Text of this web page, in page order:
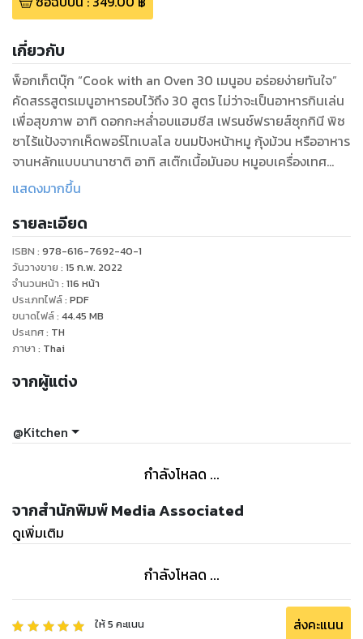
เกี่ยวกับ
พ็อกเก็ตบุ๊ก “Cook with an Oven 30 เมนูอบ อร่อยง่ายทันใจ”
คัดสรรสูตรเมนูอาหารอบไว้ถึง 30 สูตร ไม่ว่าจะเป็นอาหารกินเล่น
เพื่อสุขภาพ อาทิ ดอกกะหล่ำอบแฮมชีส เฟรนช์ฟรายส์ซุกกินี พิซ
ซาไร้แป้งจากเห็ดพอร์โทเบลโล ขนมปังหน้าหมู กุ้งม้วน หรืออาหาร
จานหลักแบบนานาชาติ อาทิ สเต๊กเนื้อมันอบ หมูอบเครื่องเทศ
เสิร์ฟคู่กับหมั่นโถว รวมมิตรซีฟู้ดอบซอสมะนาวกระเทียม ไข่อบ
พร้อมวิธีทำอย่างละเอียดและเคล็ดลับดีๆ แบบไม่มีกั๊ก ที่คุณเองก็
สามารถทำตามได้ง่ายๆ ที่บ้าน
แสดงมากขึ้น
รายละเอียด
ISBN : 978-616-7692-40-1
วันวางขาย : 15 ก.พ. 2022
จำนวนหน้า : 116 หน้า
ประเภทไฟล์: PDF
ขนาดไฟล์: 44.45 MB
ประเทศ: TH
ภาษา : Thai
จากผู้แต่ง
@Kitchen
กำลังโหลด ...
จากสำนักพิมพ์ Media Associated
ดูเพิ่มเติม
กำลังโหลด ...
ให้5 คะแนน ส่งคะแนน